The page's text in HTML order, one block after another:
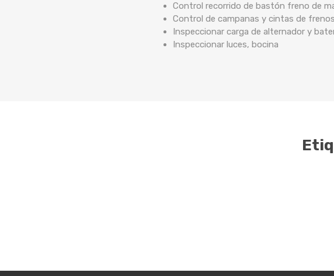
Control recorrido de bastón freno de
Control de campanas y cintas de frenos
Inspeccionar carga de alternador y
Inspeccionar luces, bocina